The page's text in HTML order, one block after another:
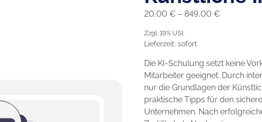
20,00 € – 849,00 €Preisspanne:
Zzgl. 19% USt.
Lieferzeit: sofort
Die KI-Schulung setzt keine
Mitarbeiter geeignet. Durch
nur die Grundlagen der
praktische Tipps für den
Unternehmen. Nach